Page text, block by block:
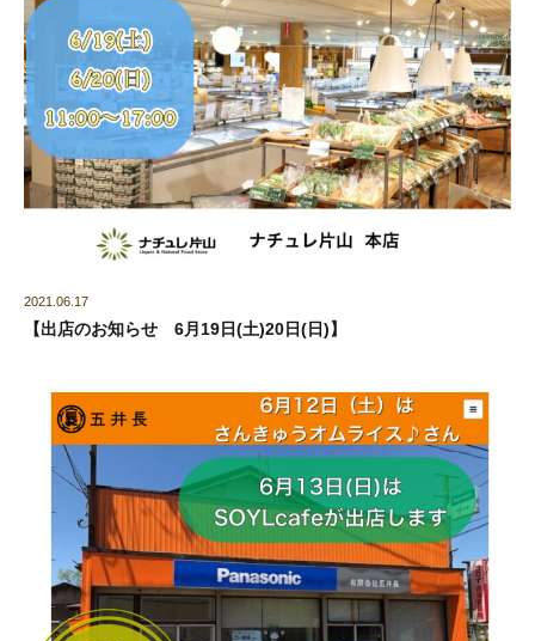
2021.06.17
【出店のお知らせ 6月19日(土)20日(日)】